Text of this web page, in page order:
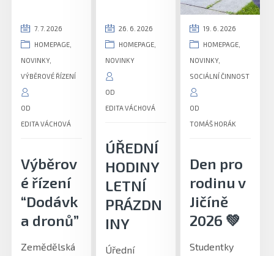
7. 7. 2026
HOMEPAGE
NOVINKY,
VÝBĚROVÉ ŘÍZENÍ
OD
EDITA VÁCHOVÁ
Výběrov
é řízení
“Dodávk
a dronů”
Zemědělská
26. 6. 2026
HOMEPAGE
NOVINKY
OD
EDITA VÁCHOVÁ
ÚŘEDNÍ
HODINY
LETNÍ
PRÁZDN
INY
Úřední
19. 6. 2026
HOMEPAGE
NOVINKY,
SOCIÁLNÍ ČINNOST
OD
TOMÁŠ HORÁK
Den pro
rodinu v
Jičíně
2026 💚
Studentky